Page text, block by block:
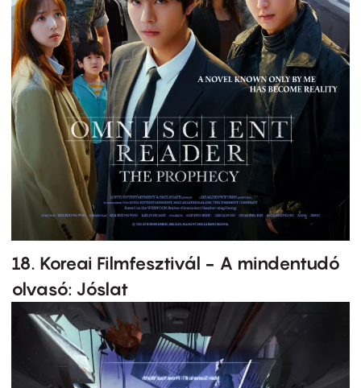
18. Koreai Filmfesztivál - A mindentudó
olvasó: Jóslat